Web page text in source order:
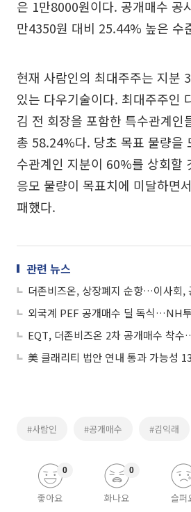
은 1만8000원이다. 공개매수 공
만4350원 대비 25.44% 높은 수
현재 사람인의 최대주주는 지분
있는 다우기술이다. 최대주주인
김 전 회장을 포함한 특수관계인
총 58.24%다. 당초 목표 물량을
수관계인 지분이 60%를 상회할
응모 물량이 목표치에 미달하면
패했다.
관련 뉴스
#사람인 #공개매수 #김익래
좋아요
0
화나요
0
슬퍼